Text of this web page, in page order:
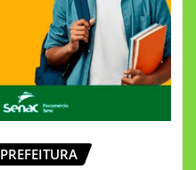
PREFEITURA